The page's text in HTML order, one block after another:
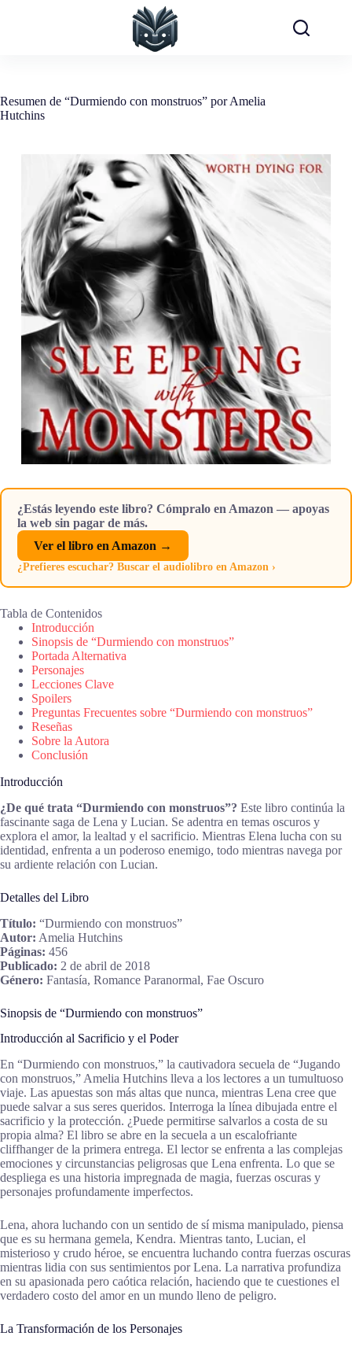
Resumen de “Durmiendo con monstruos” por Amelia
Hutchins
¿Estás leyendo este libro? Cómpralo en Amazon — apoyas
la web sin pagar de más.
Ver el libro en Amazon →
¿Prefieres escuchar? Buscar el audiolibro en Amazon ›
Tabla de Contenidos
Introducción
Sinopsis de “Durmiendo con monstruos”
Portada Alternativa
Personajes
Lecciones Clave
Spoilers
Preguntas Frecuentes sobre “Durmiendo con monstruos”
Reseñas
Sobre la Autora
Conclusión
Introducción
¿De qué trata “Durmiendo con monstruos”? Este libro continúa la
fascinante saga de Lena y Lucian. Se adentra en temas oscuros y
explora el amor, la lealtad y el sacrificio. Mientras Elena lucha con su
identidad, enfrenta a un poderoso enemigo, todo mientras navega por
su ardiente relación con Lucian.
Detalles del Libro
Título: “Durmiendo con monstruos”
Autor: Amelia Hutchins
Páginas: 456
Publicado: 2 de abril de 2018
Género: Fantasía, Romance Paranormal, Fae Oscuro
Sinopsis de “Durmiendo con monstruos”
Introducción al Sacrificio y el Poder
En “Durmiendo con monstruos,” la cautivadora secuela de “Jugando
con monstruos,” Amelia Hutchins lleva a los lectores a un tumultuoso
viaje. Las apuestas son más altas que nunca, mientras Lena cree que
puede salvar a sus seres queridos. Interroga la línea dibujada entre el
sacrificio y la protección. ¿Puede permitirse salvarlos a costa de su
propia alma? El libro se abre en la secuela a un escalofriante
cliffhanger de la primera entrega. El lector se enfrenta a las complejas
emociones y circunstancias peligrosas que Lena enfrenta. Lo que se
despliega es una historia impregnada de magia, fuerzas oscuras y
personajes profundamente imperfectos.
Lena, ahora luchando con un sentido de sí misma manipulado, piensa
que es su hermana gemela, Kendra. Mientras tanto, Lucian, el
misterioso y crudo héroe, se encuentra luchando contra fuerzas oscuras
mientras lidia con sus sentimientos por Lena. La narrativa profundiza
en su apasionada pero caótica relación, haciendo que te cuestiones el
verdadero costo del amor en un mundo lleno de peligro.
La Transformación de los Personajes